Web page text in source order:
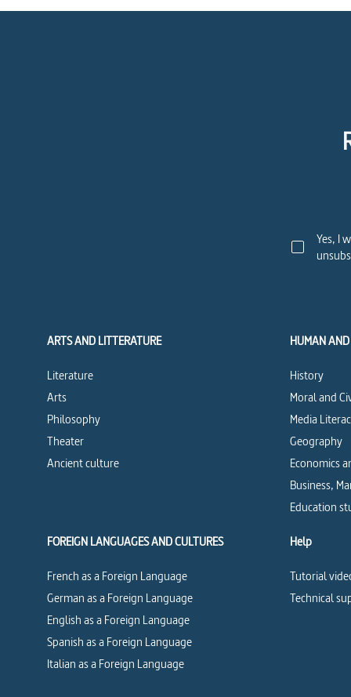
Yes, I
ARTS AND LITTERATURE
Literature
Arts
Philosophy
Theater
Ancient culture
HUMAN AND
History
Moral and
Media
Geography
Economics
Business,
Education
FOREIGN LANGUAGES AND CULTURES
French as a Foreign Language
German as a Foreign Language
English as a Foreign Language
Spanish as a Foreign Language
Italian as a Foreign Language
Help
Tutorial
Technical